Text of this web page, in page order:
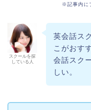
※記事内に
スクールを探
している人
英会話ス
こがおす
会話スク
しい。